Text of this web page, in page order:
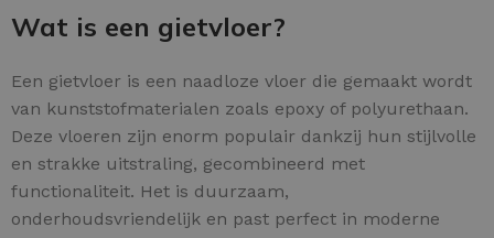
Wat is een gietvloer?
Een gietvloer is een naadloze vloer die gemaakt wordt
van kunststofmaterialen zoals epoxy of polyurethaan.
Deze vloeren zijn enorm populair dankzij hun stijlvolle
en strakke uitstraling, gecombineerd met
functionaliteit. Het is duurzaam,
onderhoudsvriendelijk en past perfect in moderne